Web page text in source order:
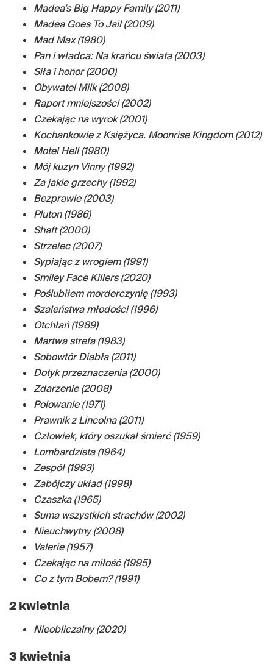
Madea’s Big Happy Family (2011)
Madea Goes To Jail (2009)
Mad Max (1980)
Pan i władca: Na krańcu świata (2003)
Siła i honor (2000)
Obywatel Milk (2008)
Raport mniejszości (2002)
Czekając na wyrok (2001)
Kochankowie z Księżyca. Moonrise Kingdom (2012)
Motel Hell (1980)
Mój kuzyn Vinny (1992)
Za jakie grzechy (1992)
Bezprawie (2003)
Pluton (1986)
Shaft (2000)
Strzelec (2007)
Sypiając z wrogiem (1991)
Smiley Face Killers (2020)
Poślubiłem morderczynię (1993)
Szaleństwa młodości (1996)
Otchłań (1989)
Martwa strefa (1983)
Sobowtór Diabła (2011)
Dotyk przeznaczenia (2000)
Zdarzenie (2008)
Polowanie (1971)
Prawnik z Lincolna (2011)
Człowiek, który oszukał śmierć (1959)
Lombardzista (1964)
Zespół (1993)
Zabójczy układ (1998)
Czaszka (1965)
Suma wszystkich strachów (2002)
Nieuchwytny (2008)
Valerie (1957)
Czekając na miłość (1995)
Co z tym Bobem? (1991)
2 kwietnia
Nieobliczalny (2020)
3 kwietnia